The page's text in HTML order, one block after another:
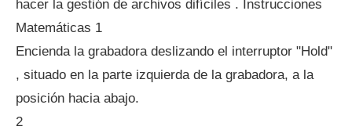
hacer la gestión de archivos difíciles . Instrucciones
Matemáticas 1
Encienda la grabadora deslizando el interruptor "Hold"
, situado en la parte izquierda de la grabadora, a la
posición hacia abajo.
2